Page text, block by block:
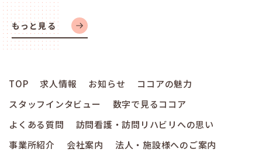
もっと見る
TOP 求人情報 お知らせ
ココアの魅力
スタッフインタビュー
数字で見るココア
よくある質問
訪問看護・訪問リハビリへの思い
事業所紹介
会社案内
法人・施設様へのご案内